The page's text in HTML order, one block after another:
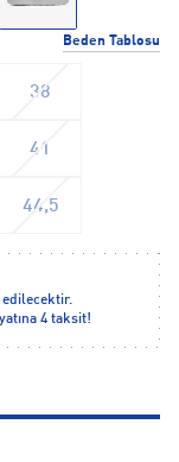
Beden Tablosu
38
41
44,5
4 taksit!